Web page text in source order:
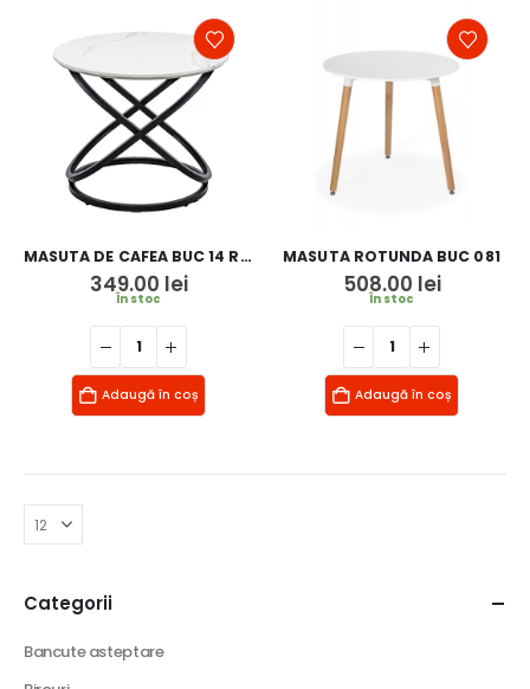
MASUTA DE CAFEA BUC 14 ROTUNDA
349.00 lei
În stoc
Adaugă în coș
MASUTA ROTUNDA BUC 081
508.00 lei
În stoc
Adaugă în coș
Categorii
Bancute asteptare